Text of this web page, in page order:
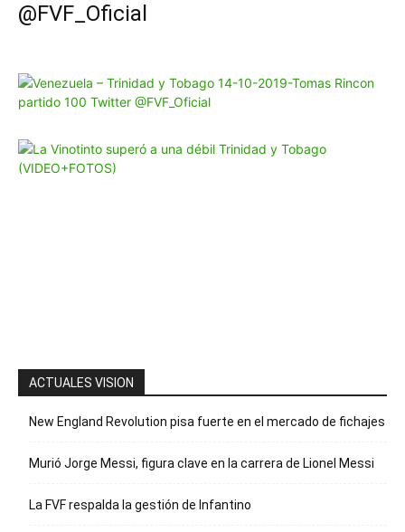
@FVF_Oficial
Whatsapp
“Suscripción”
ACTUALES VISION
New England Revolution pisa fuerte en el mercado de fichajes
Murió Jorge Messi, figura clave en la carrera de Lionel Messi
La FVF respalda la gestión de Infantino